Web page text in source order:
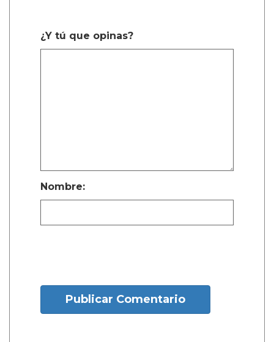
¿Y tú que opinas?
Nombre:
Publicar Comentario